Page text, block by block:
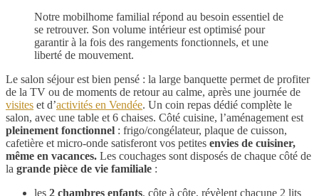
Notre mobilhome familial répond au besoin essentiel de
se retrouver. Son volume intérieur est optimisé pour
garantir à la fois des rangements fonctionnels, et une
liberté de mouvement.
Le salon séjour est bien pensé : la large banquette permet de profiter
de la TV ou de moments de retour au calme, après une journée de
visites et d’activités en Vendée. Un coin repas dédié complète le
salon, avec une table et 6 chaises. Côté cuisine, l’aménagement est
pleinement fonctionnel : frigo/congélateur, plaque de cuisson,
cafetière et micro-onde satisferont vos petites envies de cuisiner,
même en vacances. Les couchages sont disposés de chaque côté de
la grande pièce de vie familiale :
les 2 chambres enfants, côte à côte, révèlent chacune 2 lits